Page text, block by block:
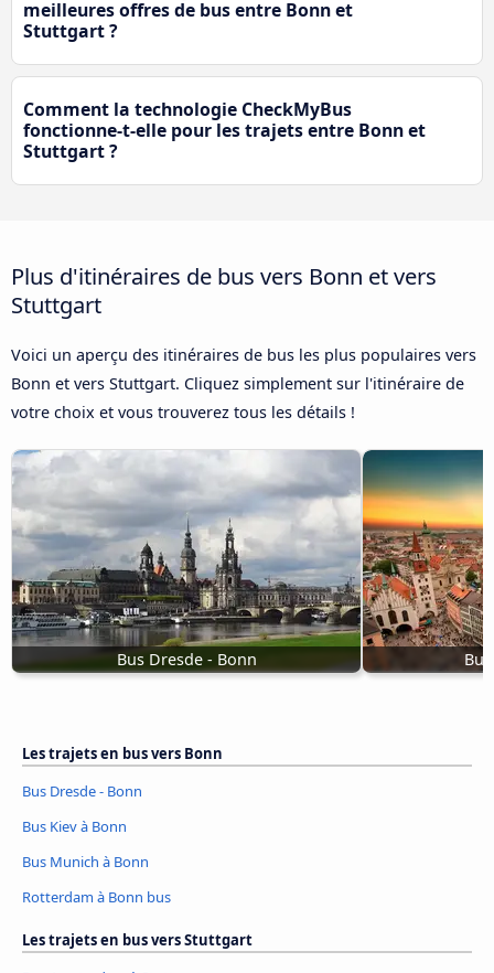
meilleures offres de bus entre Bonn et
Stuttgart ?
Comment la technologie CheckMyBus
fonctionne-t-elle pour les trajets entre Bonn et
Stuttgart ?
Plus d'itinéraires de bus vers Bonn et vers
Stuttgart
Voici un aperçu des itinéraires de bus les plus populaires vers
Bonn et vers Stuttgart. Cliquez simplement sur l'itinéraire de
votre choix et vous trouverez tous les détails !
Bus Dresde - Bonn
Les trajets en bus vers Bonn
Bus Dresde - Bonn
Bus Kiev à Bonn
Bus Munich à Bonn
Rotterdam à Bonn bus
Les trajets en bus vers Stuttgart